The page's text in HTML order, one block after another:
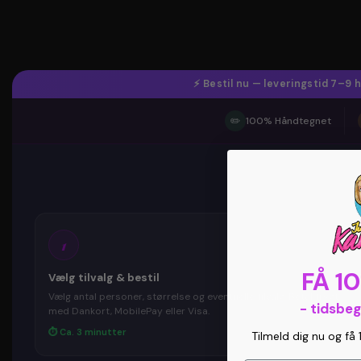
⚡ Bestil nu — leveringstid 7–9
✏️ 100% Håndtegnet
1
Vælg tilvalg & bestil
Vælg antal personer, størrelse og eventuelle tilvalg. Betal trygt
med Dankort, MobilePay eller Visa.
⏱ Ca. 3 minutter
FÅ
-
Tilmeld dig nu og få